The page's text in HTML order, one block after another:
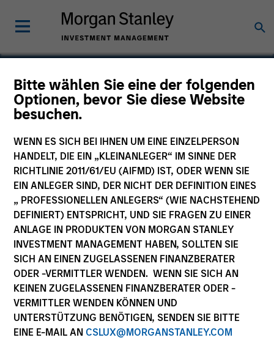
Bitte wählen Sie eine der folgenden
Optionen, bevor Sie diese Website
besuchen.
WENN ES SICH BEI IHNEN UM EINE EINZELPERSON
HANDELT, DIE EIN „KLEINANLEGER“ IM SINNE DER
RICHTLINIE 2011/61/EU (AIFMD) IST, ODER WENN SIE
EIN ANLEGER SIND, DER NICHT DER DEFINITION EINES
„ PROFESSIONELLEN ANLEGERS“ (WIE NACHSTEHEND
DEFINIERT) ENTSPRICHT, UND SIE FRAGEN ZU EINER
ANLAGE IN PRODUKTEN VON MORGAN STANLEY
INVESTMENT MANAGEMENT HABEN, SOLLTEN SIE
SICH AN EINEN ZUGELASSENEN FINANZBERATER
ODER -VERMITTLER WENDEN. WENN SIE SICH AN
KEINEN ZUGELASSENEN FINANZBERATER ODER -
VERMITTLER WENDEN KÖNNEN UND
UNTERSTÜTZUNG BENÖTIGEN, SENDEN SIE BITTE
EINE E-MAIL AN CSLUX@MORGANSTANLEY.COM
Golden Cloud
SECTOR
Services
COUNTRY
China